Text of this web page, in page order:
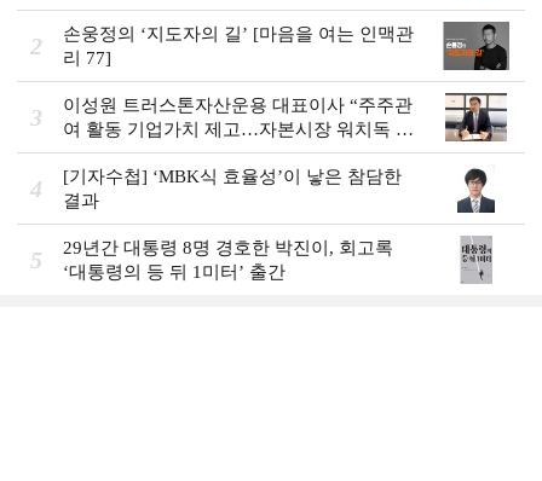
2
손웅정의 ‘지도자의 길’ [마음을 여는 인맥관
리 77]
3
이성원 트러스톤자산운용 대표이사 “주주관
여 활동 기업가치 제고…자본시장 워치독 역
할”
4
[기자수첩] ‘MBK식 효율성’이 낳은 참담한
결과
5
29년간 대통령 8명 경호한 박진이, 회고록
‘대통령의 등 뒤 1미터’ 출간